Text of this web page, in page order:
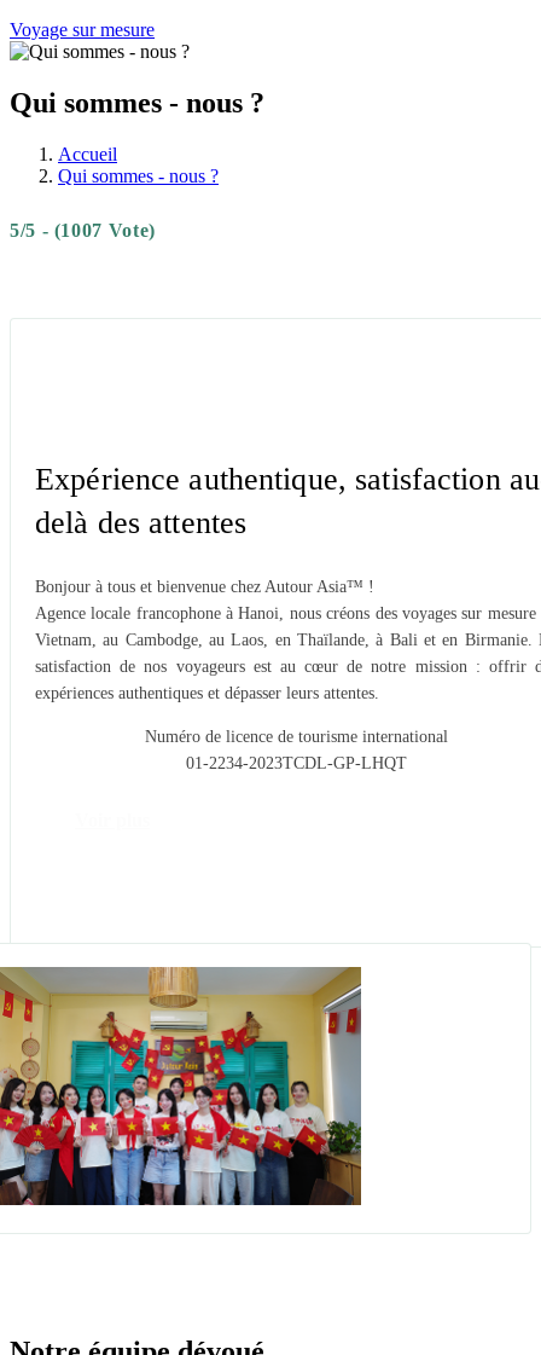
Voyage sur mesure
Qui sommes - nous ?
Accueil
Qui sommes - nous ?
5/5 - (1007 Vote)
Expérience authentique, satisfaction
delà des attentes
Bonjour à tous et bienvenue chez Autour Asia™ !
Agence locale francophone à Hanoi, nous créons des voyages sur mesure
Vietnam, au Cambodge, au Laos, en Thaïlande, à Bali et en Birmanie.
satisfaction de nos voyageurs est au cœur de notre mission : offrir
expériences authentiques et dépasser leurs attentes.
Numéro de licence de tourisme international
01-2234-2023TCDL-GP-LHQT